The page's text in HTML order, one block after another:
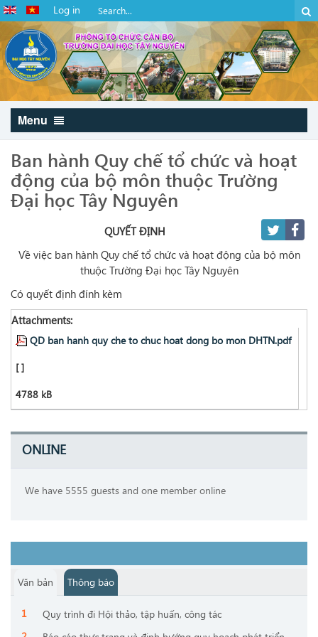
Log in
Menu
Ban hành Quy chế tổ chức và hoạt
động của bộ môn thuộc Trường
Đại học Tây Nguyên
QUYẾT ĐỊNH
Về việc ban hành Quy chế tổ chức và hoạt động của bộ môn
thuộc Trường Đại học Tây Nguyên
Có quyết định đính kèm
Attachments:
QD ban hanh quy che to chuc hoat dong bo mon DHTN.pdf
[ ]
4788 kB
ONLINE
We have 5555 guests and one member online
Văn bản Thông báo
Quy trình đi Hội thảo, tập huấn, công tác